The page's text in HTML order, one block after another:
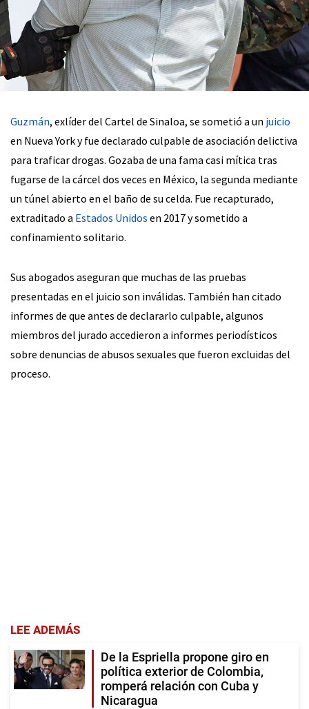
Guzmán, exlíder del Cartel de Sinaloa, se sometió a un juicio
en Nueva York y fue declarado culpable de asociación delictiva
para traficar drogas. Gozaba de una fama casi mítica tras
fugarse de la cárcel dos veces en México, la segunda mediante
un túnel abierto en el baño de su celda. Fue recapturado,
extraditado a Estados Unidos en 2017 y sometido a
confinamiento solitario.
Sus abogados aseguran que muchas de las pruebas
presentadas en el juicio son inválidas. También han citado
informes de que antes de declararlo culpable, algunos
miembros del jurado accedieron a informes periodísticos
sobre denuncias de abusos sexuales que fueron excluidas del
proceso.
LEE ADEMÁS
De la Espriella propone giro en
política exterior de Colombia,
romperá relación con Cuba y
Nicaragua